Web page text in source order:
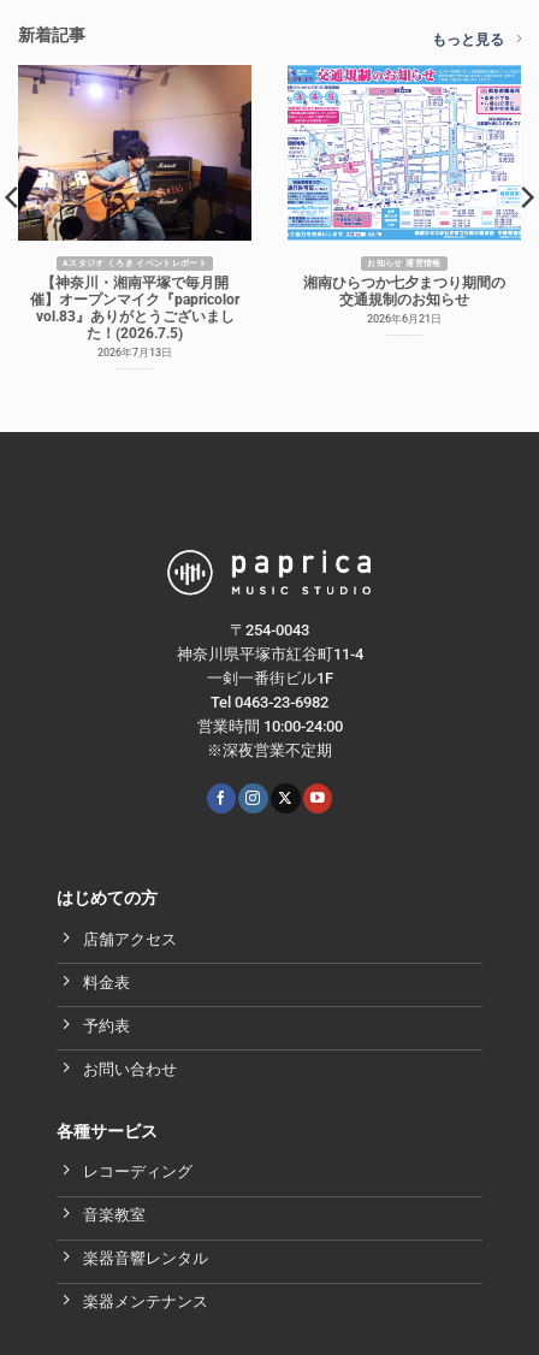
新着記事 もっと見る
Aスタジオ くろき イベントレポート
【神奈川・湘南平塚で毎月開
催】オープンマイク『papricolor
vol.83』ありがとうございまし
た！(2026.7.5)
2026年7月13日
お知らせ 運営情報
湘南ひらつか七夕まつり期間の
交通規制のお知らせ
2026年6月21日
〒254-0043
神奈川県平塚市紅谷町11-4
一剣一番街ビル1F
Tel 0463-23-6982
営業時間 10:00-24:00
※深夜営業不定期
はじめての方
店舗アクセス
料金表
予約表
お問い合わせ
各種サービス
レコーディング
音楽教室
楽器音響レンタル
楽器メンテナンス